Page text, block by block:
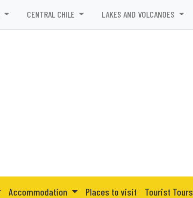
CENTRAL CHILE LAKES AND VOLCANOES
Accommodation Places to visit Tourist Tours